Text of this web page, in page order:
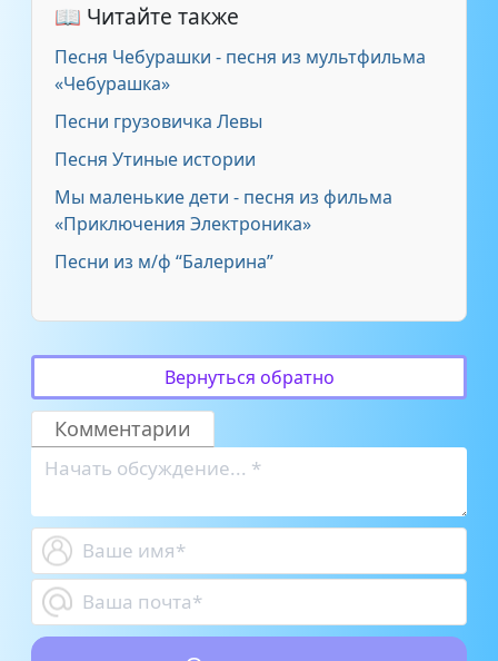
📖 Читайте также
Песня Чебурашки - песня из мультфильма
«Чебурашка»
Песни грузовичка Левы
Песня Утиные истории
Мы маленькие дети - песня из фильма
«Приключения Электроника»
Песни из м/ф “Балерина”
Вернуться обратно
Комментарии